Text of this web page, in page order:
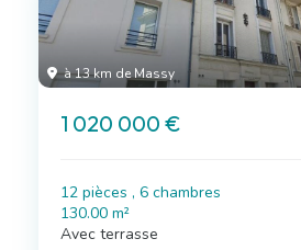
à 13 km de Massy
1 020 000 €
12 pièces , 6 chambres
130.00 m²
Avec terrasse